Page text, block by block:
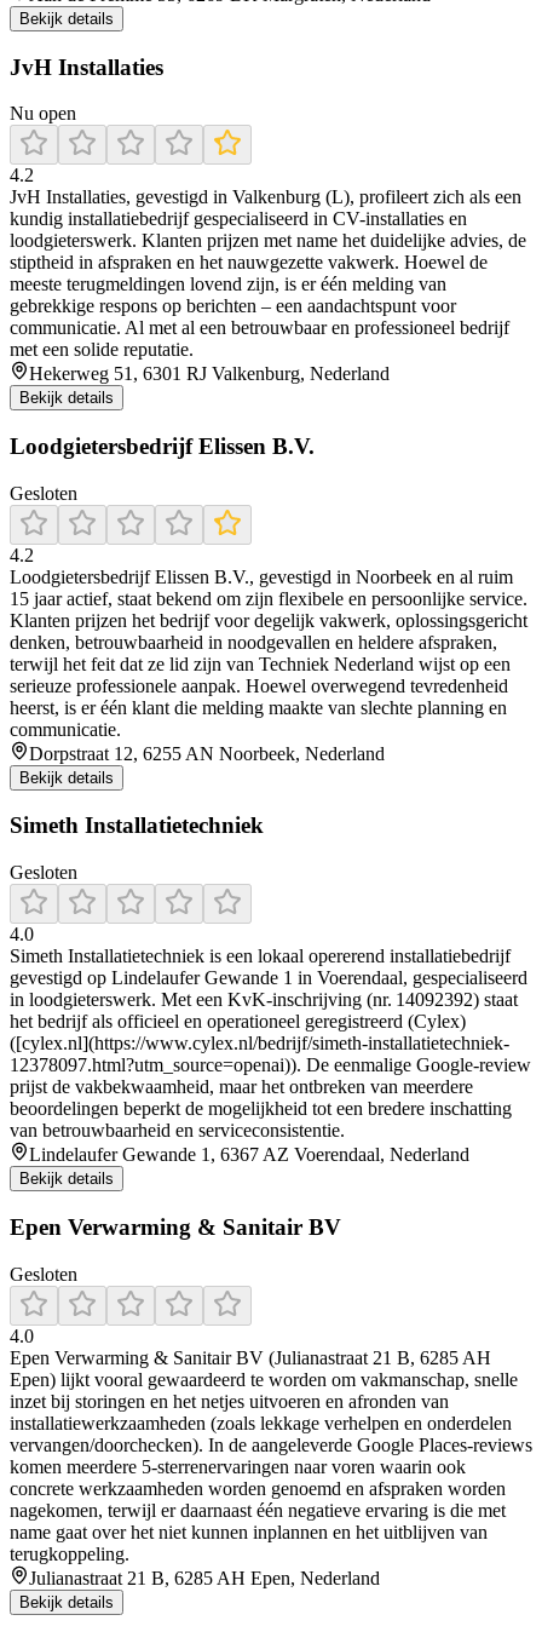
Bekijk details
JvH Installaties
Nu open
4.2
JvH Installaties, gevestigd in Valkenburg (L), profileert zich als een
kundig installatiebedrijf gespecialiseerd in CV-installaties en
loodgieterswerk. Klanten prijzen met name het duidelijke advies, de
stiptheid in afspraken en het nauwgezette vakwerk. Hoewel de
meeste terugmeldingen lovend zijn, is er één melding van
gebrekkige respons op berichten – een aandachtspunt voor
communicatie. Al met al een betrouwbaar en professioneel bedrijf
met een solide reputatie.
Hekerweg 51, 6301 RJ Valkenburg, Nederland
Bekijk details
Loodgietersbedrijf Elissen B.V.
Gesloten
4.2
Loodgietersbedrijf Elissen B.V., gevestigd in Noorbeek en al ruim
15 jaar actief, staat bekend om zijn flexibele en persoonlijke service.
Klanten prijzen het bedrijf voor degelijk vakwerk, oplossingsgericht
denken, betrouwbaarheid in noodgevallen en heldere afspraken,
terwijl het feit dat ze lid zijn van Techniek Nederland wijst op een
serieuze professionele aanpak. Hoewel overwegend tevredenheid
heerst, is er één klant die melding maakte van slechte planning en
communicatie.
Dorpstraat 12, 6255 AN Noorbeek, Nederland
Bekijk details
Simeth Installatietechniek
Gesloten
4.0
Simeth Installatietechniek is een lokaal opererend installatiebedrijf
gevestigd op Lindelaufer Gewande 1 in Voerendaal, gespecialiseerd
in loodgieterswerk. Met een KvK-inschrijving (nr. 14092392) staat
het bedrijf als officieel en operationeel geregistreerd (Cylex)
([cylex.nl](https://www.cylex.nl/bedrijf/simeth-installatietechniek-
12378097.html?utm_source=openai)). De eenmalige Google-review
prijst de vakbekwaamheid, maar het ontbreken van meerdere
beoordelingen beperkt de mogelijkheid tot een bredere inschatting
van betrouwbaarheid en serviceconsistentie.
Lindelaufer Gewande 1, 6367 AZ Voerendaal, Nederland
Bekijk details
Epen Verwarming & Sanitair BV
Gesloten
4.0
Epen Verwarming & Sanitair BV (Julianastraat 21 B, 6285 AH
Epen) lijkt vooral gewaardeerd te worden om vakmanschap, snelle
inzet bij storingen en het netjes uitvoeren en afronden van
installatiewerkzaamheden (zoals lekkage verhelpen en onderdelen
vervangen/doorchecken). In de aangeleverde Google Places-reviews
komen meerdere 5-sterrenervaringen naar voren waarin ook
concrete werkzaamheden worden genoemd en afspraken worden
nagekomen, terwijl er daarnaast één negatieve ervaring is die met
name gaat over het niet kunnen inplannen en het uitblijven van
terugkoppeling.
Julianastraat 21 B, 6285 AH Epen, Nederland
Bekijk details